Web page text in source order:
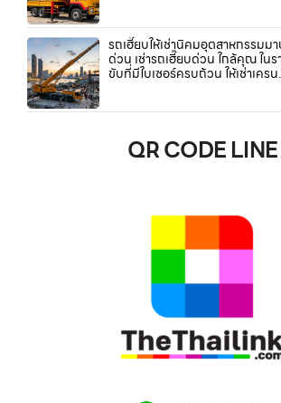
รถเฮี๊ยบให้เช่านิคมอุตสาหกรรมม
ด่วน เช่ารถเฮี๊ยบด่วน ใกล้คุณ ใน
ขับที่มีใบเซอร์ครบถ้วน ให้เช่าเคร
QR CODE LINE